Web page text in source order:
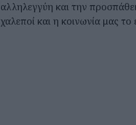
αλληλεγγύη και την
χαλεποί και η κοινωνία μας το